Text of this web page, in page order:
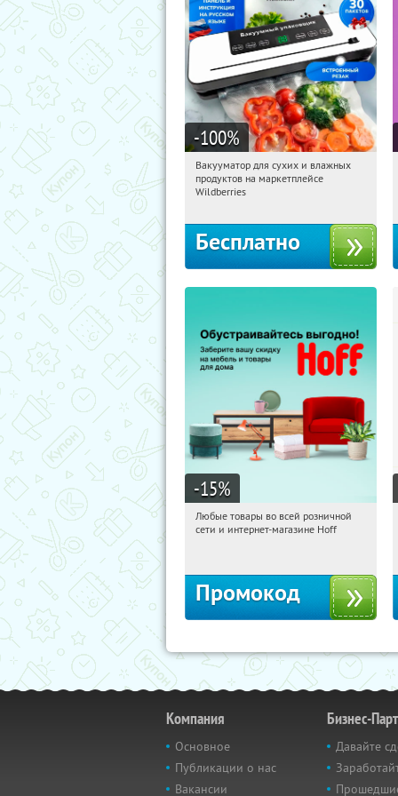
-100%
15:05:03 Получили:190
Россия
Вакууматор для сухих и влажных
продуктов на маркетплейсе
Wildberries
Бесплатно
-15%
15:05:03 Получили:
Любые товары во всей розничной
сети и интернет-магазине Hoff
Промокод
Компания
Основное
Публикации о нас
Вакансии
Бизнес-
Давайте